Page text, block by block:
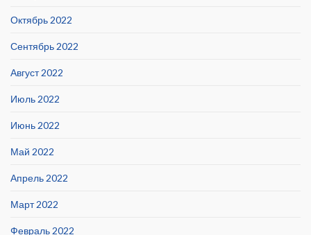
Октябрь 2022
Сентябрь 2022
Август 2022
Июль 2022
Июнь 2022
Май 2022
Апрель 2022
Март 2022
Февраль 2022